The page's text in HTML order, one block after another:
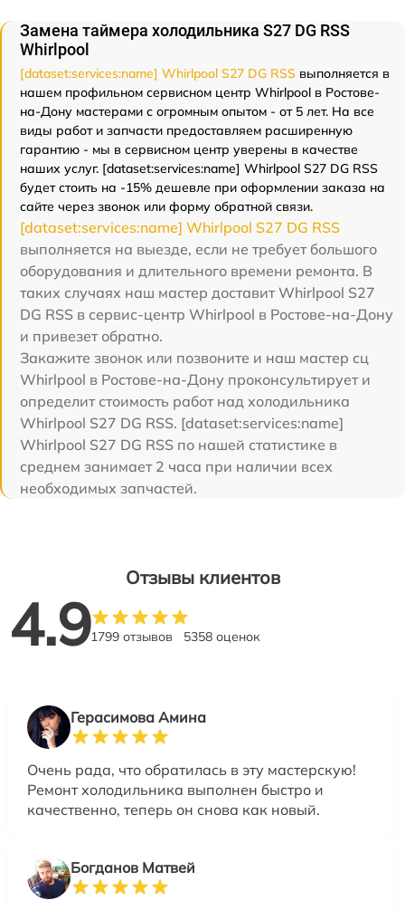
Замена таймера холодильника S27 DG RSS
Whirlpool
[dataset:services:name] Whirlpool S27 DG RSS выполняется в
нашем профильном сервисном центр Whirlpool в Ростове-
на-Дону мастерами с огромным опытом - от 5 лет. На все
виды работ и запчасти предоставляем расширенную
гарантию - мы в сервисном центр уверены в качестве
наших услуг. [dataset:services:name] Whirlpool S27 DG RSS
будет стоить на -15% дешевле при оформлении заказа на
сайте через звонок или форму обратной связи.
[dataset:services:name] Whirlpool S27 DG RSS
выполняется на выезде, если не требует большого
оборудования и длительного времени ремонта. В
таких случаях наш мастер доставит Whirlpool S27
DG RSS в сервис-центр Whirlpool в Ростове-на-Дону
и привезет обратно.
Закажите звонок или позвоните и наш мастер сц
Whirlpool в Ростове-на-Дону проконсультирует и
определит стоимость работ над холодильника
Whirlpool S27 DG RSS. [dataset:services:name]
Whirlpool S27 DG RSS по нашей статистике в
среднем занимает 2 часа при наличии всех
необходимых запчастей.
Отзывы клиентов
4.91799 отзывов 5358 оценок
Герасимова Амина
Очень рада, что обратилась в эту мастерскую!
Ремонт холодильника выполнен быстро и
качественно, теперь он снова как новый.
Богданов Матвей